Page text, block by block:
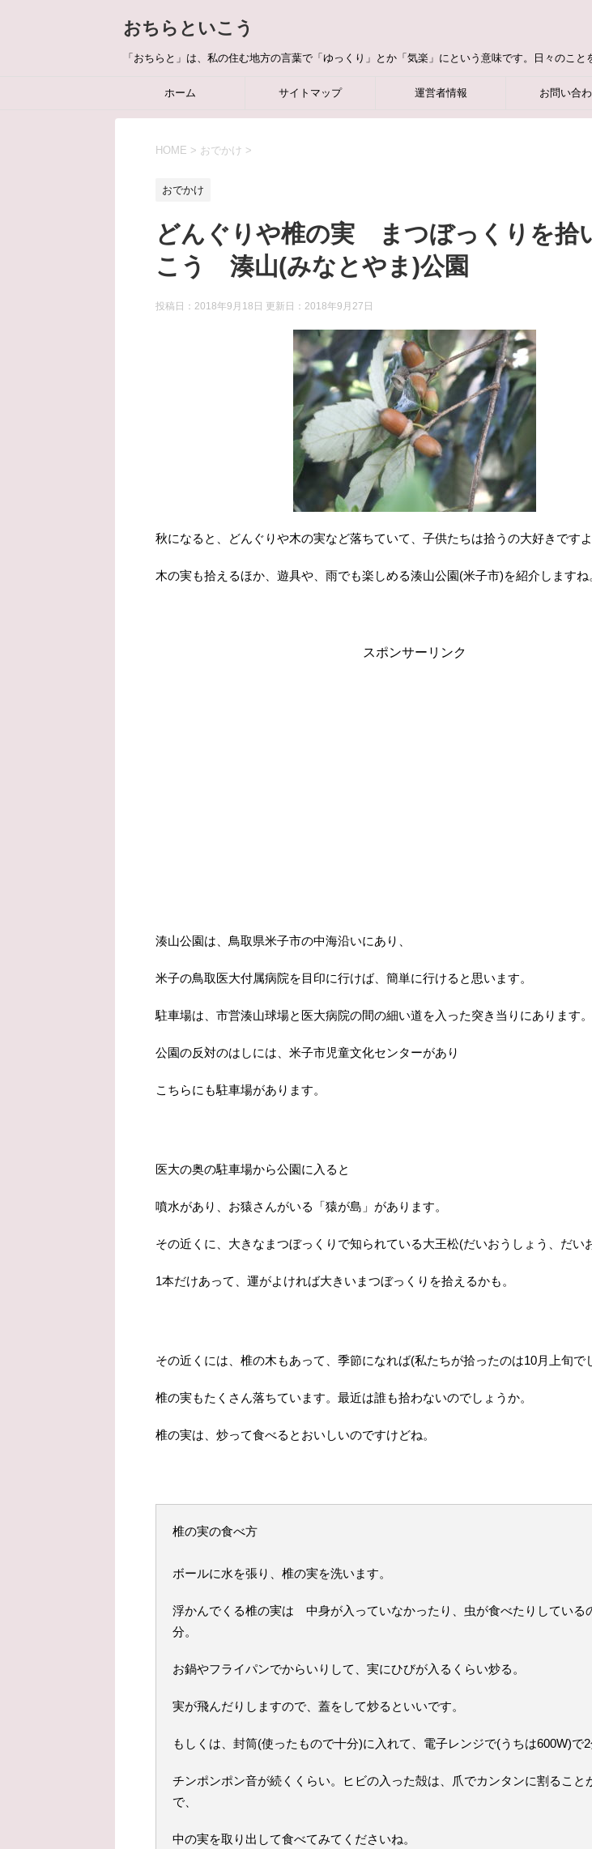
おちらといこう
「おちらと」は、私の住む地方の言葉で「ゆっくり」とか「気楽」にという意味です。日々のこと
ホーム サイトマップ 運営者情報 お問い合
HOME > おでかけ >
おでかけ
どんぐりや椎の実 まつぼっくりを拾
こう 湊山(みなとやま)公園
投稿日：2018年9月18日 更新日： 2018年9月27日
秋になると、どんぐりや木の実など落ちていて、子供たちは拾うの大好きですよ
木の実も拾えるほか、遊具や、雨でも楽しめる湊山公園(米子市)を紹介しますね
スポンサーリンク
湊山公園は、鳥取県米子市の中海沿いにあり、
米子の鳥取医大付属病院を目印に行けば、簡単に行けると思います。
駐車場は、市営湊山球場と医大病院の間の細い道を入った突き当りにあります。
公園の反対のはしには、米子市児童文化センターがあり
こちらにも駐車場があります。
医大の奥の駐車場から公園に入ると
噴水があり、お猿さんがいる「猿が島」があります。
その近くに、大きなまつぼっくりで知られている大王松(だいおうしょう、だい
1本だけあって、運がよければ大きいまつぼっくりを拾えるかも。
その近くには、椎の木もあって、季節になれば(私たちが拾ったのは10月上旬で
椎の実もたくさん落ちています。最近は誰も拾わないのでしょうか。
椎の実は、炒って食べるとおいしいのですけどね。
椎の実の食べ方
ボールに水を張り、椎の実を洗います。
浮かんでくる椎の実は 中身が入っていなかったり、虫が食べたりしている
分。
お鍋やフライパンでからいりして、実にひびが入るくらい炒る。
実が飛んだりしますので、蓋をして炒るといいです。
もしくは、封筒(使ったもので十分)に入れて、電子レンジで(うちは600W)で
チンポンポン音が続くくらい。ヒビの入った殻は、爪でカンタンに割ること
で、
中の実を取り出して食べてみてくださいね。